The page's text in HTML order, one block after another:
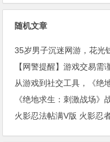
随机文章
35岁男子沉迷网游，花光
【网警提醒】游戏交易需
《绝地求生：刺激战场